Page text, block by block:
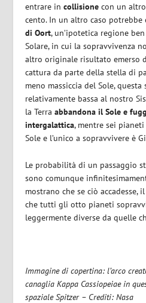
entrare incollisione con un
cento. In un altro caso
di Oort, un’ipotetica regione
Solare, in cui la sopravvivenza
altro originale risultato emerso
cattura da parte della stella di
meno massiccia del Sole,
relativamente bassa al nostro
la Terraabbandona il Sole e
intergalattica, mentre sei
Sole e l’unico a sopravvivere è
Le probabilità di un passaggio
sono comunque
mostrano che se ciò
che tutti gli otto pianeti
leggermente diverse da quelle
Immagine di copertina: l’arco
canaglia Kappa Cassiopeiae in
spaziale Spitzer – Crediti: Nasa